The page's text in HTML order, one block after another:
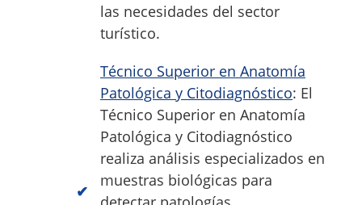
las necesidades del sector
turístico.
Técnico Superior en Anatomía
Patológica y Citodiagnóstico: El
Técnico Superior en Anatomía
Patológica y Citodiagnóstico
realiza análisis especializados en
muestras biológicas para